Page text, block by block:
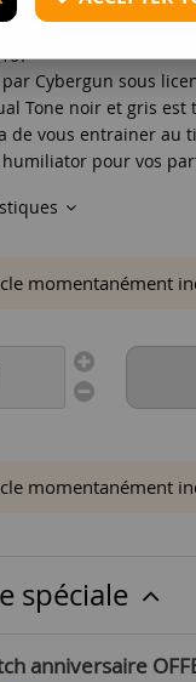
Cybergun sous
Tone noir et gris
de vous entrainer au
pour vos
momentanément
momentanément
spéciale
anniversaire